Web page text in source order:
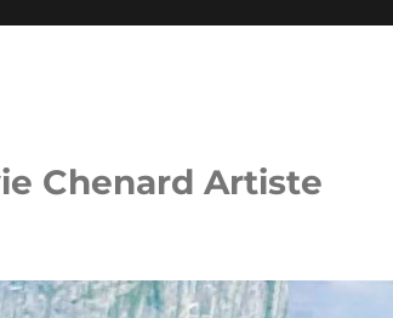
Chenard Artiste